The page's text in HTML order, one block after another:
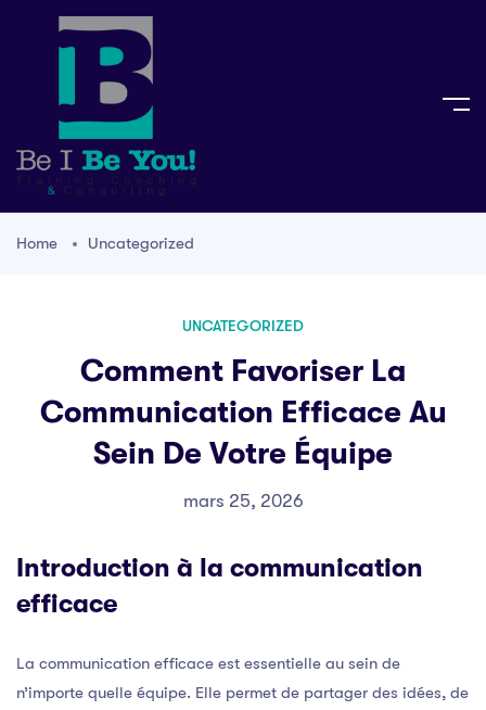
Home Uncategorized
UNCATEGORIZED
Comment Favoriser La
Communication Efficace Au
Sein De Votre Équipe
mars 25, 2026
Introduction à la communication
efficace
La communication efficace est essentielle au sein de
n’importe quelle équipe. Elle permet de partager des idées, de